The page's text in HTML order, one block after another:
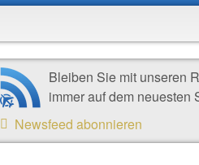
Bleiben Sie mit unseren
immer auf dem neuesten
Newsfeed abonnieren